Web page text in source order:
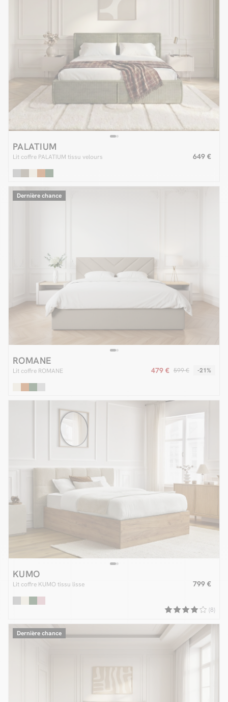
PALATIUM
Lit coffre PALATIUM tissu velours 649 €
Dernière chance
ROMANE
Lit coffre ROMANE 479 € 599 € -21%
KUMO
Lit coffre KUMO tissu lisse 799 €
(8)
Dernière chance